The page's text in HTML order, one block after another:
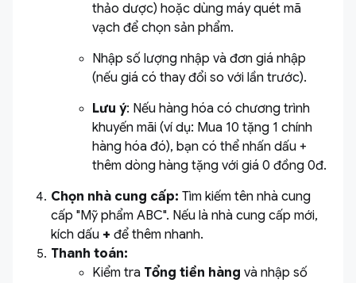
thảo dược) hoặc dùng máy quét mã
vạch để chọn sản phẩm.
Nhập số lượng nhập và đơn giá nhập
(nếu giá có thay đổi so với lần trước).
Lưu ý: Nếu hàng hóa có chương trình
khuyến mãi (ví dụ: Mua 10 tặng 1 chính
hàng hóa đó), bạn có thể nhấn dấu +
thêm dòng hàng tặng với giá 0 đồng 0đ.
Chọn nhà cung cấp: Tìm kiếm tên nhà cung
cấp "Mỹ phẩm ABC". Nếu là nhà cung cấp mới,
kích dấu + để thêm nhanh.
Thanh toán:
Kiểm tra Tổng tiền hàng và nhập số